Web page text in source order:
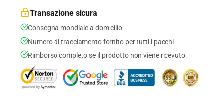
Transazione sicura
Consegna mondiale a domicilio
Numero di tracciamento fornito per tutti i pacchi
Rimborso completo se il prodotto non viene ricevuto